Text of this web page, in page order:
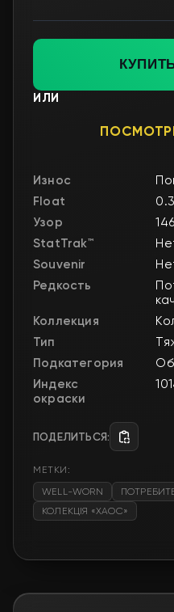
ИЛИ
Износ
Float
Узор
146
StatTrak™
Souvenir
Редкость
Коллекция
Тип
Подкатегория
Индекс
окраски
ПОДЕЛИТЬСЯ:
МЕТКИ:
WELL-WORN
КОЛЕКЦІЯ «ХАОС»